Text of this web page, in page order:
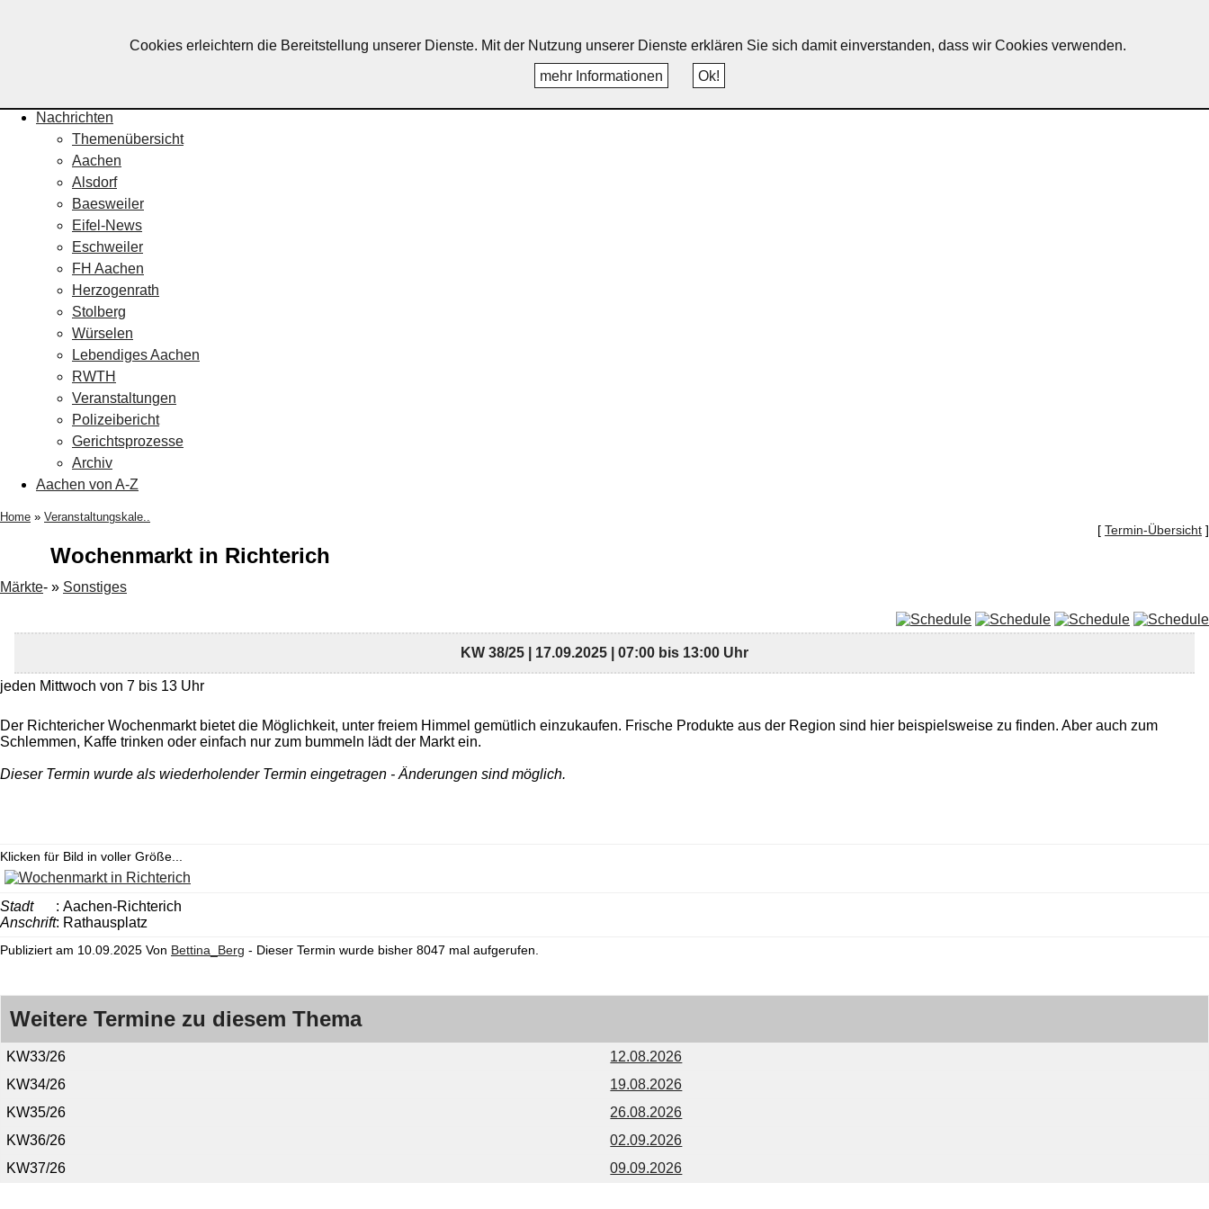
Nachrichten
Themenübersicht
Aachen
Alsdorf
Baesweiler
Eifel-News
Eschweiler
FH Aachen
Herzogenrath
Stolberg
Würselen
Lebendiges Aachen
RWTH
Veranstaltungen
Polizeibericht
Gerichtsprozesse
Archiv
Aachen von A-Z
Home » Veranstaltungskale..
[ Termin-Übersicht ]
Wochenmarkt in Richterich
Märkte- » Sonstiges
KW 38/25 | 17.09.2025 | 07:00 bis 13:00 Uhr
jeden Mittwoch von 7 bis 13 Uhr
Der Richtericher Wochenmarkt bietet die Möglichkeit, unter freiem Himmel gemütlich einzukaufen. Frische Produkte aus der Region sind hier beispielsweise zu finden. Aber auch zum
Schlemmen, Kaffe trinken oder einfach nur zum bummeln lädt der Markt ein.
Dieser Termin wurde als wiederholender Termin eingetragen - Änderungen sind möglich.
Klicken für Bild in voller Größe...
Stadt
: Aachen-Richterich
Anschrift: Rathausplatz
Publiziert am 10.09.2025 Von Bettina_Berg - Dieser Termin wurde bisher 8047 mal aufgerufen.
Weitere Termine zu diesem Thema
KW33/26
12.08.2026
KW34/26
19.08.2026
KW35/26
26.08.2026
KW36/26
02.09.2026
KW37/26
09.09.2026
Cookies erleichtern die Bereitstellung unserer Dienste. Mit der Nutzung unserer Dienste erklären Sie sich damit einverstanden, dass wir Cookies verwenden.
mehr Informationen
Ok!